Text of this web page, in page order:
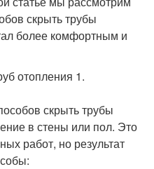
скрыть трубы
более комфортным и
отопления 1.
скрыть трубы
в стены или пол. Это
работ, но результат